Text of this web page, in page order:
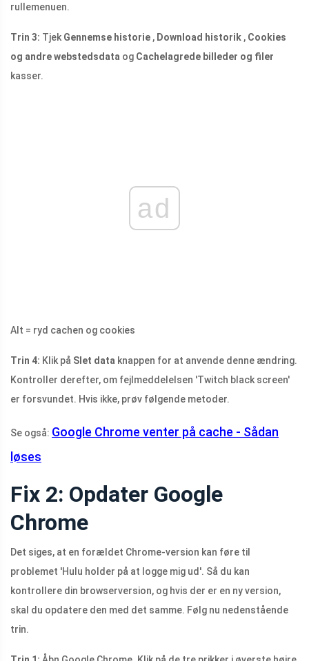
rullemenuen.
Trin 3: Tjek Gennemse historie , Download historik , Cookies
og andre webstedsdata og Cachelagrede billeder og filer
kasser.
ad
Alt = ryd cachen og cookies
Trin 4: Klik på Slet data knappen for at anvende denne ændring.
Kontroller derefter, om fejlmeddelelsen 'Twitch black screen'
er forsvundet. Hvis ikke, prøv følgende metoder.
Se også: Google Chrome venter på cache - Sådan
løses
Fix 2: Opdater Google
Chrome
Det siges, at en forældet Chrome-version kan føre til
problemet 'Hulu holder på at logge mig ud'. Så du kan
kontrollere din browserversion, og hvis der er en ny version,
skal du opdatere den med det samme. Følg nu nedenstående
trin.